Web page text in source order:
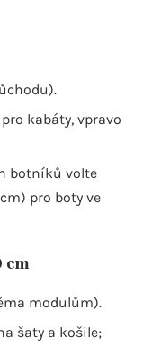
kabáty, vpravo
botníků volte
pro boty ve
cm
modulům).
šaty a košile;